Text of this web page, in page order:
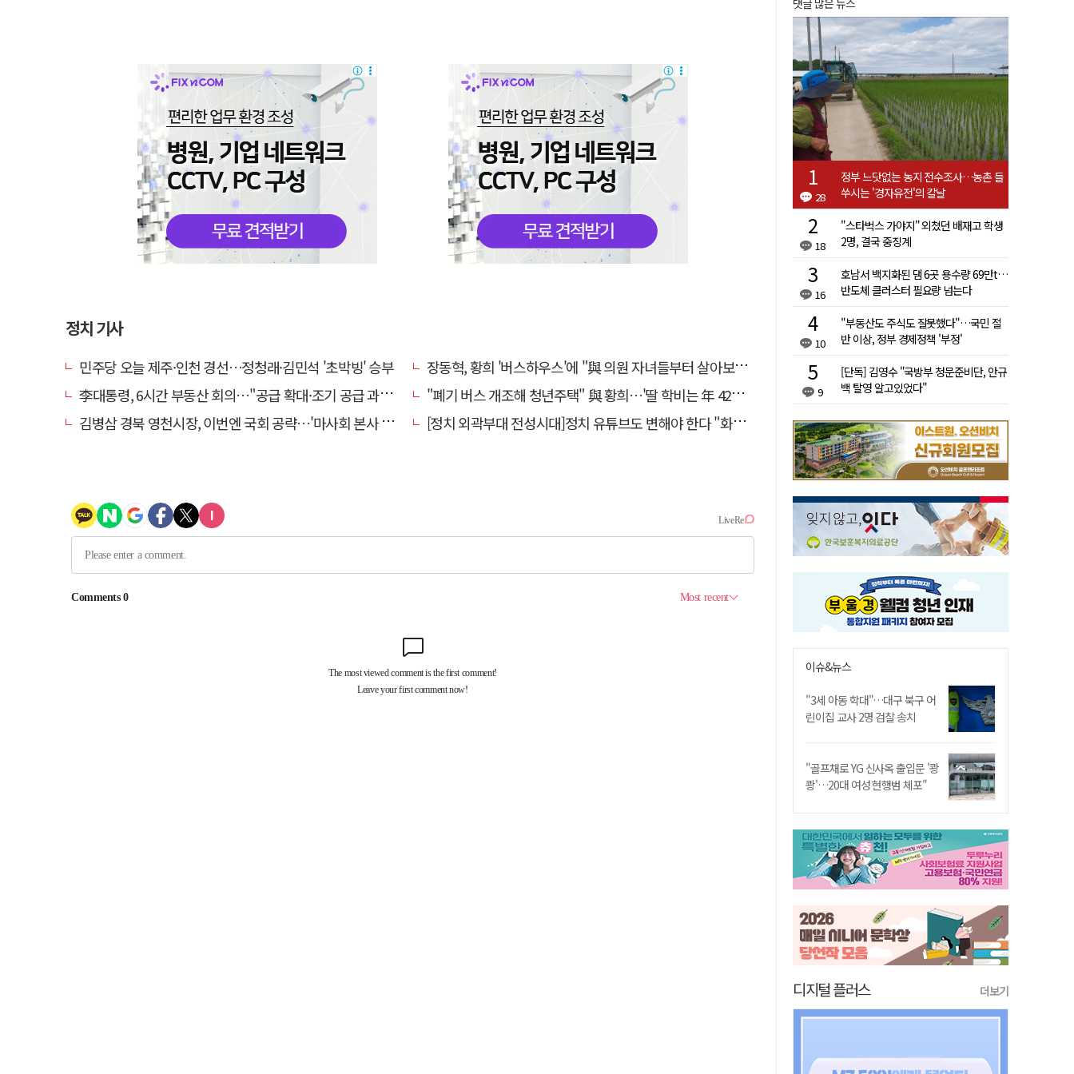
정치 기사
민주당 오늘 제주·인천 경선…정청래·김민석 '초박빙' 승부
장동혁, 황희 '버스하우스'에 "與 의원 자녀들부터 살아보면 어떨까?"
李대통령, 6시간 부동산 회의…"공급 확대·조기 공급 과감히 실천"
"폐기 버스 개조해 청년주택" 與 황희…'딸 학비는 年 4200만원'
김병삼 경북 영천시장, 이번엔 국회 공략…'마사회 본사 이전·광역교통망 확충' 요청
[정치 외곽부대 전성시대]정치 유튜브도 변해야 한다 "화합과 존중"
댓글 많은 뉴스
28
정부 느닷없는 농지 전수조사…농촌 들
쑤시는 '경자유전'의 칼날
18
"스타벅스 가야지" 외쳤던 배재고 학생
2명, 결국 중징계
16
호남서 백지화된 댐 6곳 용수량 69만t…
반도체 클러스터 필요량 넘는다
10
"부동산도 주식도 잘못했다"…국민 절
반 이상, 정부 경제정책 '부정'
9
[단독] 김영수 "국방부 청문준비단, 안규
백 탈영 알고있었다"
이슈&뉴스
"3세 아동 학대"…대구 북구 어
린이집 교사 2명 검찰 송치
"골프채로 YG 신사옥 출입문 '쾅
쾅'…20대 여성 현행범 체포"
디지털 플러스 더보기